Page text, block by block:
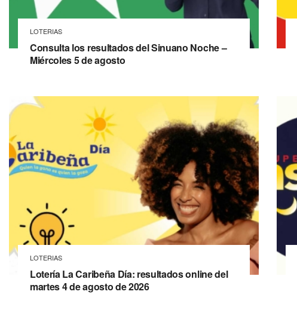
LOTERIAS
Consulta los resultados del Sinuano Noche –
Miércoles 5 de agosto
LOTERIAS
Lotería La Caribeña Día: resultados online del
martes 4 de agosto de 2026